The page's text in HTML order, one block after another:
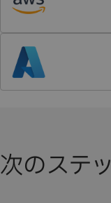
次のステ